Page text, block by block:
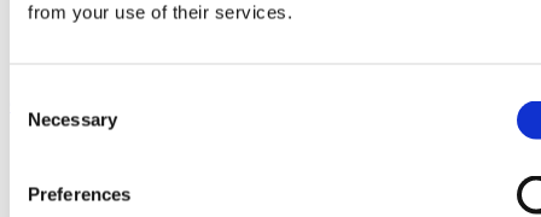
from your use of their services.
Selection
Necessary
Preferences
Home